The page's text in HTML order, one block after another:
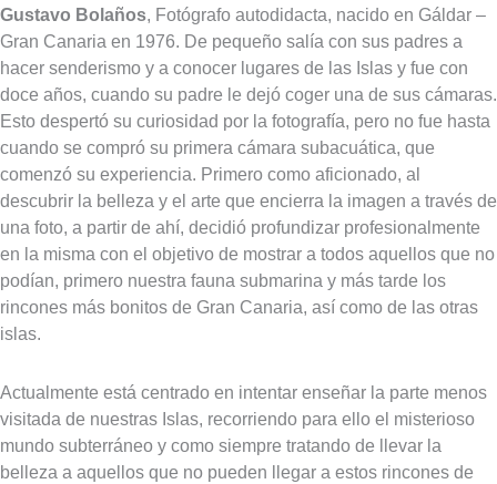
Gustavo Bolaños, Fotógrafo autodidacta, nacido en Gáldar –
Gran Canaria en 1976. De pequeño salía con sus padres a
hacer senderismo y a conocer lugares de las Islas y fue con
doce años, cuando su padre le dejó coger una de sus cámaras.
Esto despertó su curiosidad por la fotografía, pero no fue hasta
cuando se compró su primera cámara subacuática, que
comenzó su experiencia. Primero como aficionado, al
descubrir la belleza y el arte que encierra la imagen a través de
una foto, a partir de ahí, decidió profundizar profesionalmente
en la misma con el objetivo de mostrar a todos aquellos que no
podían, primero nuestra fauna submarina y más tarde los
rincones más bonitos de Gran Canaria, así como de las otras
islas.
Actualmente está centrado en intentar enseñar la parte menos
visitada de nuestras Islas, recorriendo para ello el misterioso
mundo subterráneo y como siempre tratando de llevar la
belleza a aquellos que no pueden llegar a estos rincones de